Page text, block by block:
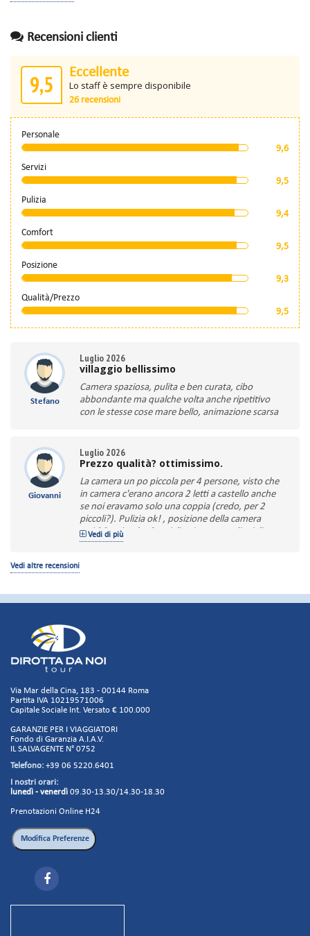
Recensioni clienti
9,5 Eccellente
Lo staff è sempre disponibile
26 recensioni
Personale
9,6
Servizi
9,5
Pulizia
9,4
Comfort
9,5
Posizione
9,3
Qualità/Prezzo
9,5
Stefano
Luglio 2026
villaggio bellissimo
Camera spaziosa, pulita e ben curata, cibo
abbondante ma qualche volta anche ripetitivo
con le stesse cose mare bello, animazione scarsa
Giovanni
Luglio 2026
Prezzo qualità? ottimissimo.
La camera un po piccola per 4 persone, visto che
in camera c'erano ancora 2 letti a castello anche
se noi eravamo solo una coppia (credo, per 2
piccoli?). Pulizia ok! , posizione della camera
nr.106 ottimale. Consiglio vivamente di migliorare
l'intrattenimento serale, visto che il villaggio
in altro posto. Cucina? non si potrebbe chiedere
di questa struttura e ci tornerò di sicuro.
Vedi di più
Vedi altre recensioni
Via Mar della Cina, 183 - 00144 Roma
Partita IVA 10219571006
Capitale Sociale Int. Versato € 100.000
GARANZIE PER I VIAGGIATORI
Fondo di Garanzia A.I.A.V.
IL SALVAGENTE N° 0752
Telefono: +39 06 5220.6401
I nostri orari:
lunedì - venerdì 09.30-13.30/14.30-18.30
Prenotazioni Online H24